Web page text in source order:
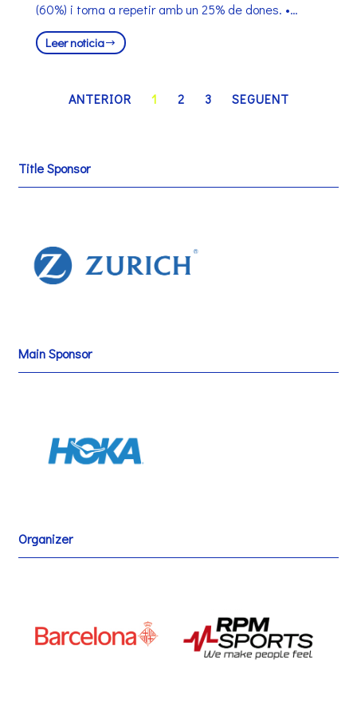
(60%) i torna a repetir amb un 25% de dones. •…
Leer noticia
ANTERIOR 1 2 3 SEGUENT
Title Sponsor
Main Sponsor
Organizer